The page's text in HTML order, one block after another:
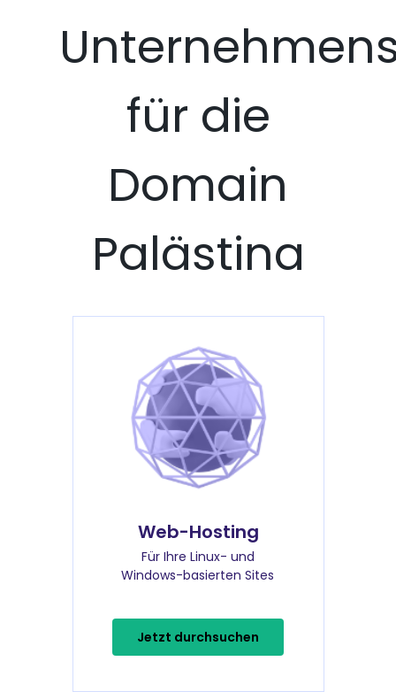
für die
Domain
Palästina
Web-Hosting
Für Ihre Linux- und
Windows-basierten Sites
Jetzt durchsuchen